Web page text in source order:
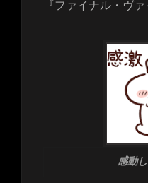
『ファイナル・ヴァ
感動